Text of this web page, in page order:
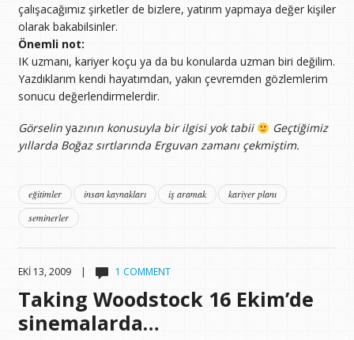
çalışacağımız şirketler de bizlere, yatırım yapmaya değer kişiler
olarak bakabilsinler.
Önemli not:
IK uzmanı, kariyer koçu ya da bu konularda uzman biri değilim.
Yazdıklarım kendi hayatımdan, yakın çevremden gözlemlerim
sonucu değerlendirmelerdir.
Görselinyazının konusuyla bir ilgisi yok tabii
Geçtiğimiz
yıllarda Boğaz sırtlarında Erguvan zamanı çekmiştim.
eğitimler insan kaynakları iş aramak
kariyer planı
seminerler
EKI 13, 2009 | 1 COMMENT
Taking Woodstock 16 Ekim’de
sinemalarda…